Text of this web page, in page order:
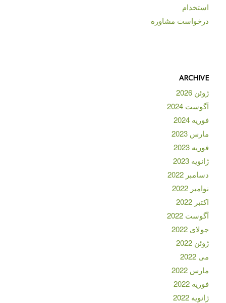
استخدام
درخواست مشاوره
ARCHIVE
ژوئن 2026
آگوست 2024
فوریه 2024
مارس 2023
فوریه 2023
ژانویه 2023
دسامبر 2022
نوامبر 2022
اکتبر 2022
آگوست 2022
جولای 2022
ژوئن 2022
می 2022
مارس 2022
فوریه 2022
ژانویه 2022